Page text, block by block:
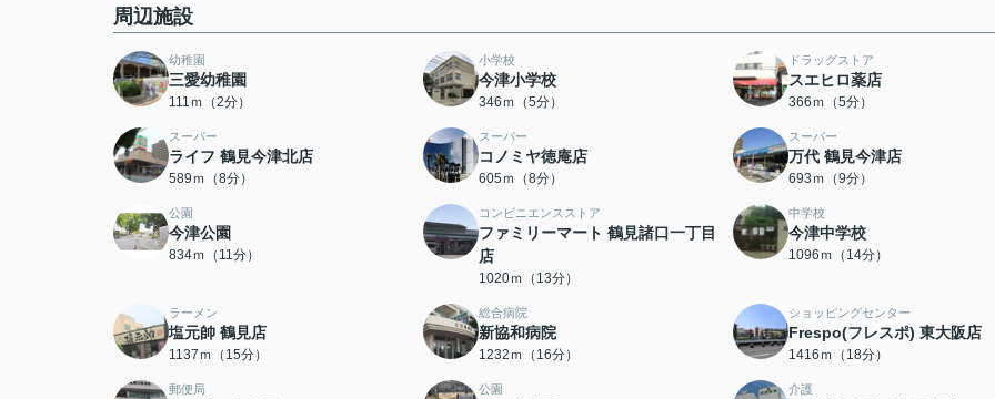
周辺施設
幼稚園
三愛幼稚園
111ｍ（2分）
小学校
今津小学校
346ｍ（5分）
ドラッグストア
スエヒロ薬店
366ｍ（5分）
スーパー
ライフ 鶴見今津北店
589ｍ（8分）
スーパー
コノミヤ徳庵店
605ｍ（8分）
スーパー
万代 鶴見今津店
693ｍ（9分）
公園
今津公園
834ｍ（11分）
コンビニエンスストア
ファミリーマート 鶴見諸口一丁目
店
1020ｍ（13分）
中学校
今津中学校
1096ｍ（14分）
ラーメン
塩元帥 鶴見店
1137ｍ（15分）
総合病院
新協和病院
1232ｍ（16分）
ショッピングセンター
Frespo(フレスポ) 東大阪店
1416ｍ（18分）
郵便局 公園 介護